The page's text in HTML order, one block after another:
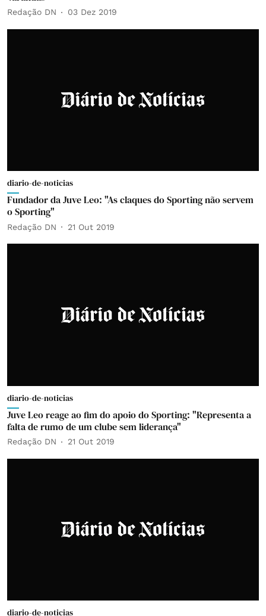
Redação DN 03 Dez 2019
diario-de-noticias
Fundador da Juve Leo: "As claques do Sporting não servem
o Sporting"
Redação DN 21 Out 2019
diario-de-noticias
Juve Leo reage ao fim do apoio do Sporting: "Representa a
falta de rumo de um clube sem liderança"
Redação DN 21 Out 2019
diario-de-noticias